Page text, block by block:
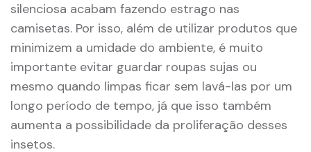
silenciosa acabam fazendo estrago nas
camisetas. Por isso, além de utilizar produtos que
minimizem a umidade do ambiente, é muito
importante evitar guardar roupas sujas ou
mesmo quando limpas ficar sem lavá-las por um
longo período de tempo, já que isso também
aumenta a possibilidade da proliferação desses
insetos.